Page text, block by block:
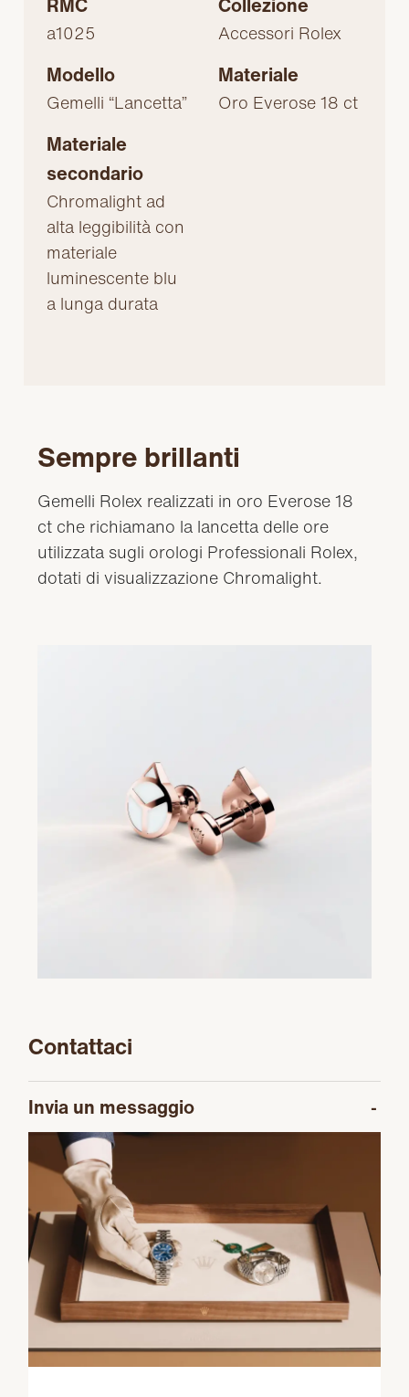
a1025 Accessori Rolex
Modello
Gemelli “Lancetta”
Materiale
Oro Everose 18 ct
Materiale
secondario
Chromalight ad
alta leggibilità con
materiale
luminescente blu
a lunga durata
Sempre brillanti
Gemelli Rolex realizzati in oro Everose 18
ct che richiamano la lancetta delle ore
utilizzata sugli orologi Professionali Rolex,
dotati di visualizzazione Chromalight.
Contattaci
Invia un messaggio